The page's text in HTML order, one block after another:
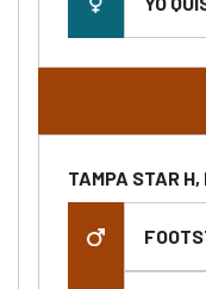
TAMPA STAR